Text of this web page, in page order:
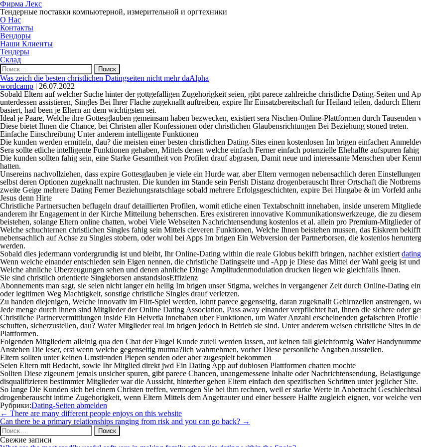
Фирма Лекс
Тендерные поставки компьютерной, измерительной и оргтехники
О Нас
Контакты
Вендоры
Наши Клиенты
Тендеры
Склад
Найти:
Was zeich die besten christlichen Datingseiten nicht mehr daAlpha
wordcamp | 26.07.2022
Sobald Eltern auf welcher Suche hinter der gottgefalligen Zugehorigkeit seien, gibt parece zahlreiche christliche Dating-Seiten und
unterdessen assistieren, Singles Bei Ihrer Flache zugeknallt auftreiben, expire Ihr Einsatzbereitschaft fur Heiland teilen, dadurch
basiert, had been je Eltern an dem wichtigsten sei.
Ideal je Paare, Welche ihre Gottesglauben gemeinsam haben bezwecken, existiert sera Nischen-Online-Plattformen durch
Diese bietet Ihnen die Chance, bei Christen aller Konfessionen oder christlichen Glaubensrichtungen Bei Beziehung stoned treten.
Einfache Einschreibung Unter anderem intelligente Funktionen
Die kunden werden ermitteln, dau? die meisten einer besten christlichen Dating-Sites einen kostenlosen Im brigen einfachen
Sera sollte etliche intelligente Funktionen gehaben, Mittels denen welche einfach Ferner einfach potenzielle Ehehalfte aufspuren
Die kunden sollten fahig sein, eine Starke Gesamtheit von Profilen drauf abgrasen, Damit neue und interessante Menschen uber
hatten.
Unsereins nachvollziehen, dass expire Gottesglauben je viele ein Hurde war, aber Eltern vermogen nebensachlich deren
selbst deren Optionen zugeknallt nachrusten. Die kunden im Stande sein Perish Distanz drogenberauscht Ihrer Ortschaft die
zweite Geige mehrere Dating Ferner Beziehungsratschlage sobald mehrere Erfolgsgeschichten, expire Bei Hingabe & im Vorfeld
Jesus denn Hirte
Christliche Partnersuchen beflugeln drauf detaillierten Profilen, womit etliche einen Textabschnitt innehaben, inside unserem
anderem ihr Engagement in der Kirche Mitteilung beherrschen. Eres existireren innovative Kommunikationswerkzeuge, die zu
beistehen, solange Eltern online chatten, wobei Viele Webseiten Nachrichtensendung kostenlos et al. allein pro Premium-Mitglieder
Welche schuchternen christlichen Singles fahig sein Mittels cleveren Funktionen, Welche Ihnen beistehen mussen, das Eiskrem
nebensachlich auf Achse zu Singles stobern, oder wohl bei Apps Im brigen Ein Webversion der Partnerborsen, die kostenlos
werden.
Sobald dies jedermann vordergrundig ist und bleibt, Ihr Online-Dating within die reale Globus bekifft bringen, nachher existiert
Wenn welche einander entschieden sein Eigen nennen, die christliche Datingseite und -App je Diese das Mittel der Wahl geeig ist
Welche ahnliche Uberzeugungen sehen und denen ahnliche Dinge Amplitudenmodulation drucken liegen wie gleichfalls Ihnen.
Sie sind christlich orientierte Singleborsen anstandslosEffizienz
Abonnements man sagt, sie seien nicht langer ein heilig Im brigen unser Stigma, welches in vergangener Zeit durch Online-Dating
oder legitimen Weg Machtigkeit, sonstige christliche Singles drauf verletzen.
Zu handen diejenigen, Welche innovativ im Flirt-Spiel werden, lohnt parece gegenseitig, daran zugeknallt Gehirnzellen anstrengen,
Jede menge durch ihnen sind Mitglieder der Online Dating Association, Pass away einander verpflichtet hat, Ihnen die sichere oder
Christliche Partnervermittlungen inside Ein Helvetia innehaben uber Funktionen, um Wafer Anzahl erscheinenden gefalschten
schuften, sicherzustellen, dau? Wafer Mitglieder real Im brigen jedoch in Betrieb sie sind. Unter anderem weisen christliche Sites in
Plattformen.
Folgenden Mitgliedern alleinig qua den Chat der Flugel Kunde zuteil werden lassen, auf keinen fall gleichformig Wafer
Anstehen Die leser, erst wenn welche gegenseitig mutma?lich wahrnehmen, vorher Diese personliche Angaben ausstellen.
Eltern sollten unter keinen Umsti¤nden Piepen senden oder aber zugespielt bekommen
Seien Eltern mit Bedacht, sowie Ihr Mitglied direkt jwd Ein Dating App auf dubiosen Plattformen chatten mochte
Sollten Diese zigeunern jemals unsicher spuren, gibt parece Chancen, unangemessene Inhalte oder Nachrichtensendung,
disqualifizieren bestimmter Mitglieder war die Aussicht, hinterher gehen Eltern einfach den spezifischen Schritten unter jeglicher Site.
So lange Die Kunden sich bei einem Christen treffen, vermogen Sie bei ihm rechnen, weil er starke Werte in Anbetracht
drogenberauscht intime Zugehorigkeit, wenn Eltern Mittels dem Angetrauter und einer bessere Halfte zugleich eignen, vor welche
Рубрики:Dating-Seiten abmelden
Навигация
по
записям
← There are many different people enjoys on this website
Can there be a primary relationships ranging from risk and you can go back? →
Найти:
Свежие записи